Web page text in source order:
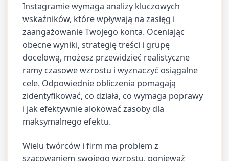
Instagramie wymaga analizy kluczowych
wskaźników, które wpływają na zasięg i
zaangażowanie Twojego konta. Oceniając
obecne wyniki, strategię treści i grupę
docelową, możesz przewidzieć realistyczne
ramy czasowe wzrostu i wyznaczyć osiągalne
cele. Odpowiednie obliczenia pomagają
zidentyfikować, co działa, co wymaga poprawy
i jak efektywnie alokować zasoby dla
maksymalnego efektu.
Wielu twórców i firm ma problem z
szacowaniem swojego wzrostu, ponieważ